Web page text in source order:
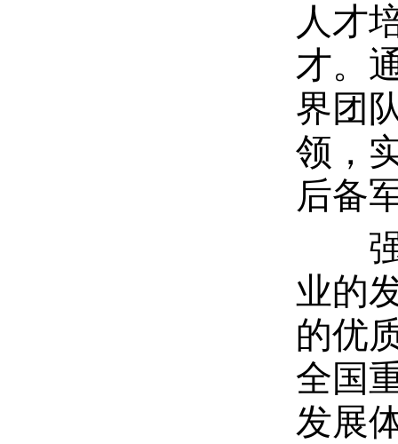
人才
才。
界团
领，
后备
强
业的
的优
全国
发展